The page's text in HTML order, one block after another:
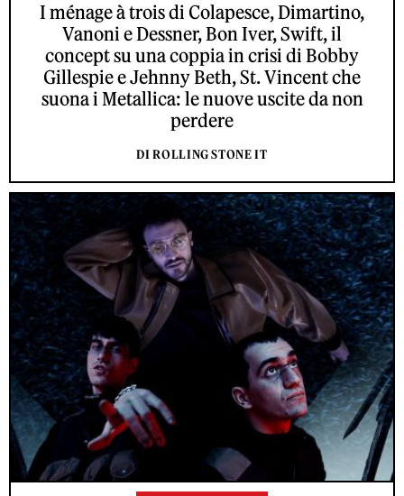
I ménage à trois di Colapesce, Dimartino,
Vanoni e Dessner, Bon Iver, Swift, il
concept su una coppia in crisi di Bobby
Gillespie e Jehnny Beth, St. Vincent che
suona i Metallica: le nuove uscite da non
perdere
DI ROLLING STONE IT